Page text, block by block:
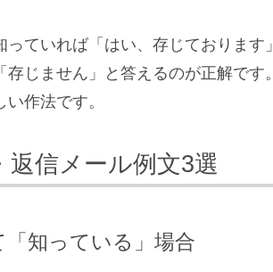
ていれば「はい、存じております」
じません」と答えるのが正解です。
作法です。
返信メール例文3選
知っている」場合